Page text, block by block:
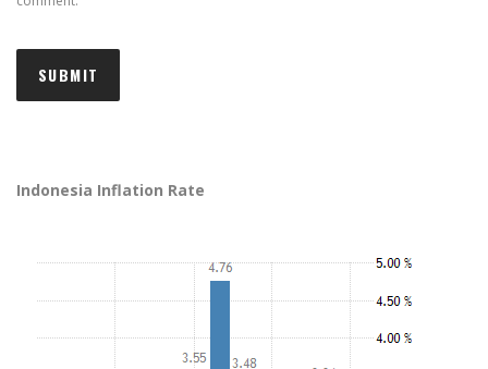
Indonesia Inflation Rate